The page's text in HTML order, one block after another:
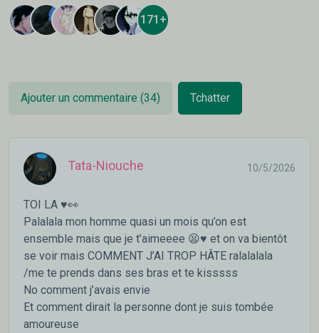
171+
Ajouter un commentaire (34) Tchatter
Tata-Niouche 10/5/2026
TOI LA ♥️👀
Palalala mon homme quasi un mois qu’on est
ensemble mais que je t’aimeeee 😫♥️ et on va bientôt
se voir mais COMMENT J’AI TROP HÂTE ralalalala
/me te prends dans ses bras et te kisssss
No comment j’avais envie
Et comment dirait la personne dont je suis tombée
amoureuse